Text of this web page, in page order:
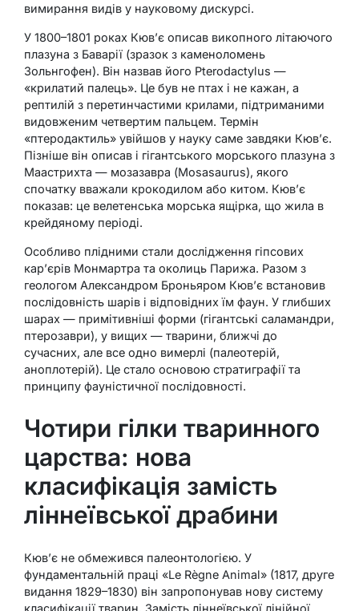
вимирання видів у науковому дискурсі.
У 1800–1801 роках Кюв’є описав викопного літаючого
плазуна з Баварії (зразок з каменоломень
Зольнгофен). Він назвав його Pterodactylus —
«крилатий палець». Це був не птах і не кажан, а
рептилій з перетинчастими крилами, підтриманими
видовженим четвертим пальцем. Термін
«птеродактиль» увійшов у науку саме завдяки Кюв’є.
Пізніше він описав і гігантського морського плазуна з
Маастрихта — мозазавра (Mosasaurus), якого
спочатку вважали крокодилом або китом. Кюв’є
показав: це велетенська морська ящірка, що жила в
крейдяному періоді.
Особливо плідними стали дослідження гіпсових
кар’єрів Монмартра та околиць Парижа. Разом з
геологом Александром Броньяром Кюв’є встановив
послідовність шарів і відповідних їм фаун. У глибших
шарах — примітивніші форми (гігантські саламандри,
птерозаври), у вищих — тварини, ближчі до
сучасних, але все одно вимерлі (палеотерій,
аноплотерій). Це стало основою стратиграфії та
принципу фауністичної послідовності.
Чотири гілки тваринного
царства: нова
класифікація замість
ліннеївської драбини
Кюв’є не обмежився палеонтологією. У
фундаментальній праці «Le Règne Animal» (1817, друге
видання 1829–1830) він запропонував нову систему